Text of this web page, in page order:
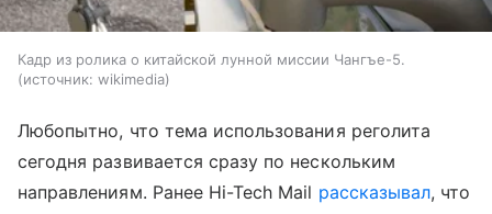
Кадр из ролика о китайской лунной миссии Чангъе-5.
источник: wikimedia
Любопытно, что тема использования реголита
сегодня развивается сразу по нескольким
направлениям. Ранее Hi-Tech Mail рассказывал, что